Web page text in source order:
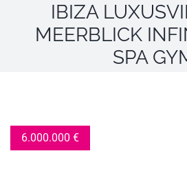
IBIZA
MEERBLICK
SPA
6.000.000 €